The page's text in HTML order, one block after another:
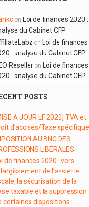
on
Loi de finances 2020 :
du Cabinet CFP
on
Loi de finances
: analyse du Cabinet CFP
Reseller on
Loi de finances
: analyse du Cabinet CFP
POSTS
A JOUR LF 2020] TVA et
d’accises/Taxe spécifique
AU BNC DES
LIBERALES
de finances 2020 : vers
de l’assiette
la sécurisation de la
taxable et la suppression
certaines dispositions